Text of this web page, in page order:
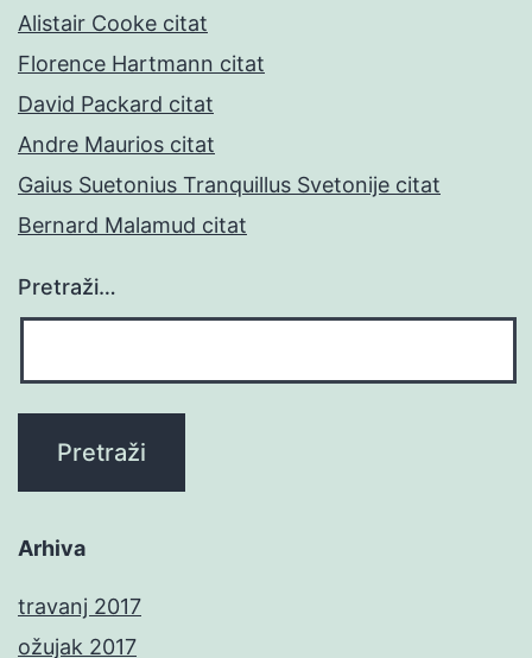
Alistair Cooke citat
Florence Hartmann citat
David Packard citat
Andre Maurios citat
Gaius Suetonius Tranquillus Svetonije citat
Bernard Malamud citat
Pretraži…
Arhiva
travanj 2017
ožujak 2017